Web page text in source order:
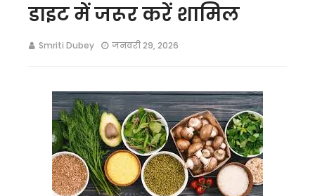
डाइट में जरूर करें शामिल
Smriti Dubey जनवरी 29, 2026